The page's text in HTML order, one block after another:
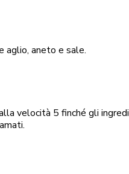
aglio, aneto e sale.
velocità 5 finché gli